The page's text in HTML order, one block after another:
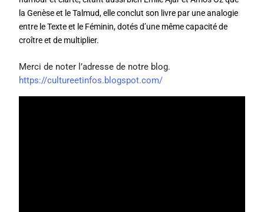
la Genèse et le Talmud, elle conclut son livre par une analogie
entre le Texte et le Féminin, dotés d’une même capacité de
croître et de multiplier.
Merci de noter l’adresse de notre blog.
https://cultureetinfos.blogspot.com/